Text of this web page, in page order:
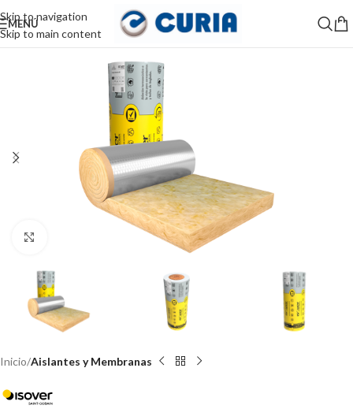
Skip to navigation
Skip to main content
MENÚ
Haga Click para agrandar
Inicio Aislantes y Membranas